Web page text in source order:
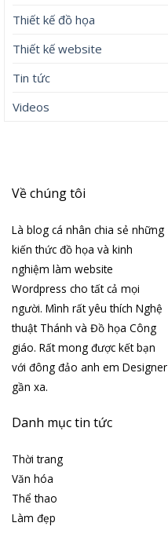
Thiết kế đồ họa
Thiết kế website
Tin tức
Videos
Về chúng tôi
Là blog cá nhân chia sẻ những
kiến thức đồ họa và kinh
nghiệm làm website
Wordpress cho tất cả mọi
người. Mình rất yêu thích Nghệ
thuật Thánh và Đồ họa Công
giáo. Rất mong được kết bạn
với đông đảo anh em Designer
gần xa.
Danh mục tin tức
Thời trang
Văn hóa
Thể thao
Làm đẹp